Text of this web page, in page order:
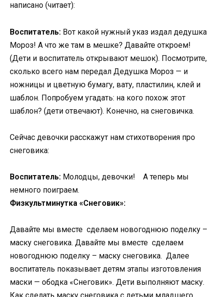
написано (читает):
Воспитатель: Вот какой нужный указ издал дедушка
Мороз! А что же там в мешке? Давайте откроем!
(Дети и воспитатель открывают мешок). Посмотрите,
сколько всего нам передал Дедушка Мороз — и
ножницы и цветную бумагу, вату, пластилин, клей и
шаблон. Попробуем угадать: на кого похож этот
шаблон? (дети отвечают). Конечно, на снеговичка.
Сейчас девочки расскажут нам стихотворения про
снеговика:
Воспитатель: Молодцы, девочки! А теперь мы
немного поиграем.
Физкультминутка «Снеговик»:
Давайте мы вместе сделаем новогоднюю поделку –
маску снеговика. Давайте мы вместе сделаем
новогоднюю поделку – маску снеговика. Далее
воспитатель показывает детям этапы изготовления
маски — ободка «Снеговик». Дети выполняют маску.